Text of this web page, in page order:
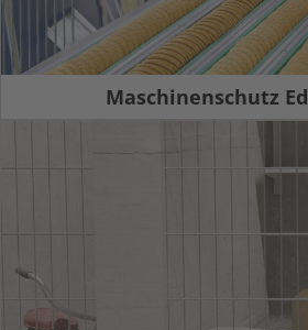
Maschinenschutz